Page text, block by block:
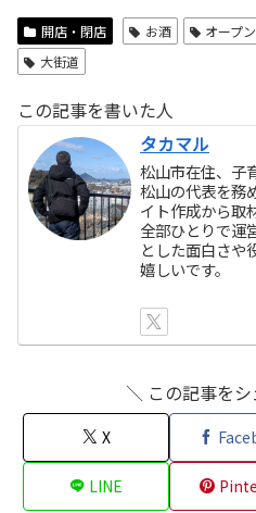
開店・閉店 お酒 オープン
大街道
この記事を書いた人
タカマル
松山市在住、子
松山の代表を務
イト作成から取
全部ひとりで運
とした面白さや
嬉しいです。
＼ この記事を
X
LINE